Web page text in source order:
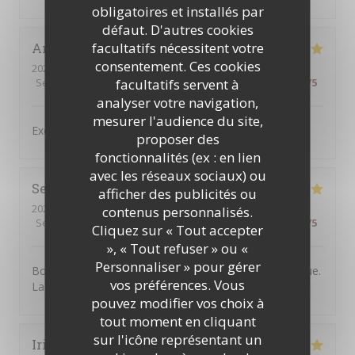
obligatoires et installés par
défaut. D'autres cookies
facultatifs nécessitent votre
consentement. Ces cookies
facultatifs servent à
analyser votre navigation,
mesurer l'audience du site,
proposer des
fonctionnalités (ex : en lien
avec les réseaux sociaux) ou
afficher des publicités ou
contenus personnalisés.
Cliquez sur « Tout accepter
», « Tout refuser » ou «
Personnaliser » pour gérer
vos préférences. Vous
pouvez modifier vos choix à
tout moment en cliquant
sur l'icône représentant un
Antonio C
2026-07-31
- 19:30 - Couverts 4
Service
Ambiance: 5/5 Cuisine:4/5 Qualité / Prix /5
Excellent service and very good food,
Severine B
2026-07-30
- 20:30 - Couverts 2
Service
Ambiance /5 Cuisine /5
Bonne adresse. L'accueil est chaleureux et sympathique.
La nourriture est très bonne. On y reviendra.
Irina